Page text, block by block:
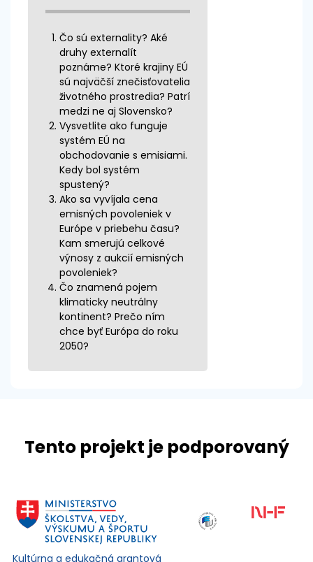
Čo sú externality? Aké
druhy externalít
poznáme? Ktoré krajiny EÚ
sú najväčší znečisťovatelia
životného prostredia? Patrí
medzi ne aj Slovensko?
Vysvetlite ako funguje
systém EÚ na
obchodovanie s emisiami.
Kedy bol systém
spustený?
Ako sa vyvíjala cena
emisných povoleniek v
Európe v priebehu času?
Kam smerujú celkové
výnosy z aukcií emisných
povoleniek?
Čo znamená pojem
klimaticky neutrálny
kontinent? Prečo ním
chce byť Európa do roku
2050?
Tento projekt je podporovaný
Kultúrna a edukačná grantová